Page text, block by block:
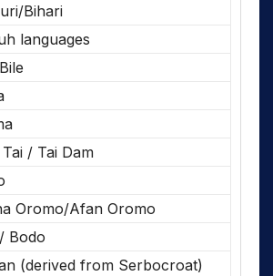
Bihari
languages
/ Tai Dam
Oromo/Afan Oromo
Bodo
(derived from Serbocroat)